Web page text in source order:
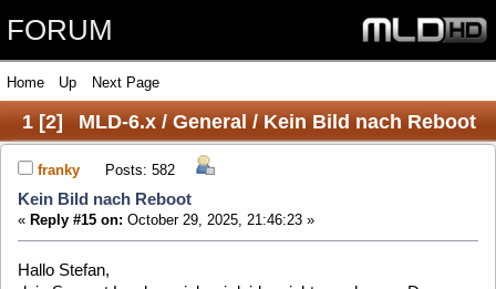
FORUM
1[2] MLD-6.x / General / Kein Bild nach Reboot
franky Posts: 582
Kein Bild nach Reboot
Hallo Stefan,
dein Support Log kann ich mir leider nicht anschauen. Da
habe ich keinen Zugriff drauf.
Wie schon gesagt, solltest du mit der Intel iGPU auf jeden